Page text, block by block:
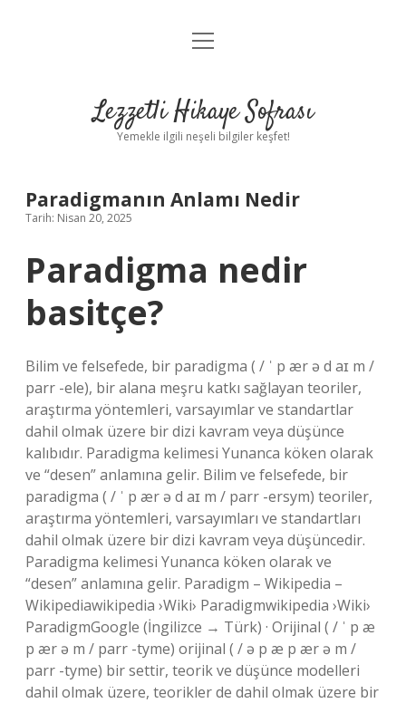
Anasayfa
Yasal Uyarı
menüyü
Lezzetli Hikaye Sofrası
Yemekle ilgili neşeli bilgiler keşfet!
Paradigmanın Anlamı Nedir
Tarih: Nisan 20, 2025
Paradigma nedir
basitçe?
Bilim ve felsefede, bir paradigma ( / ˈ p ær ə d aɪ m /
parr -ele), bir alana meşru katkı sağlayan teoriler,
araştırma yöntemleri, varsayımlar ve standartlar
dahil olmak üzere bir dizi kavram veya düşünce
kalıbıdır. Paradigma kelimesi Yunanca köken olarak
ve “desen” anlamına gelir. Bilim ve felsefede, bir
paradigma ( / ˈ p ær ə d aɪ m / parr -ersym) teoriler,
araştırma yöntemleri, varsayımları ve standartları
dahil olmak üzere bir dizi kavram veya düşüncedir.
Paradigma kelimesi Yunanca köken olarak ve
“desen” anlamına gelir. Paradigm – Wikipedia –
Wikipediawikipedia ›Wiki› Paradigmwikipedia ›Wiki›
ParadigmGoogle (İngilizce → Türk) · Orijinal ( / ˈ p æ
p ær ə m / parr -tyme) orijinal ( / ə p æ p ær ə m /
parr -tyme) bir settir, teorik ve düşünce modelleri
dahil olmak üzere, teorikler de dahil olmak üzere bir